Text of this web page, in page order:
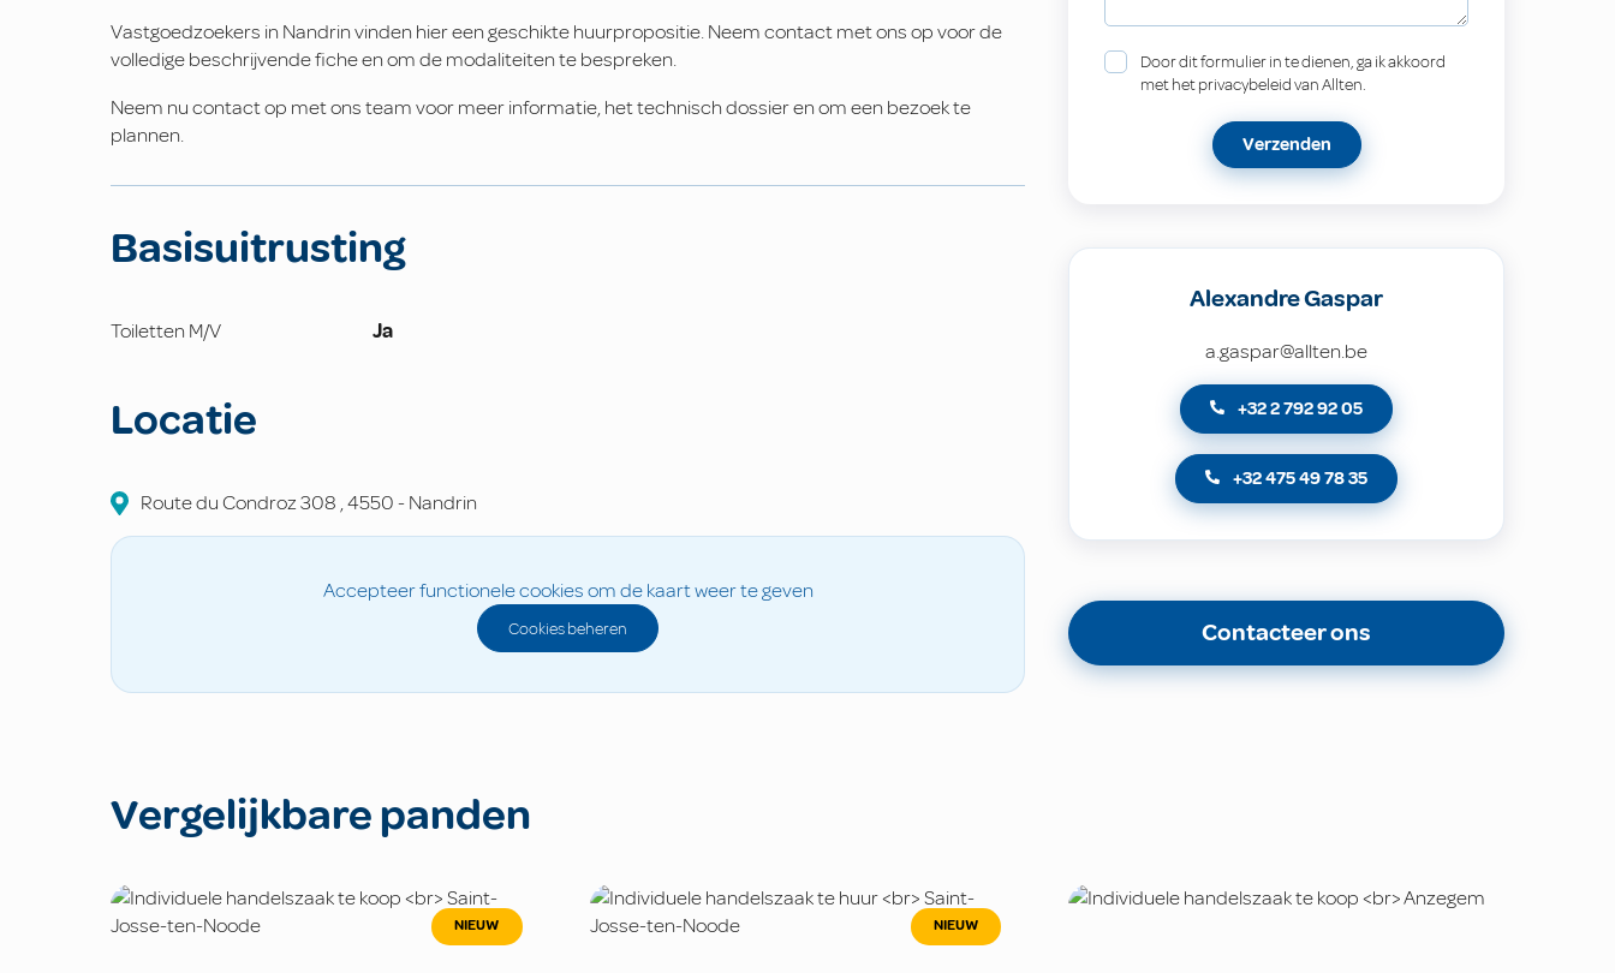
Vastgoedzoekers in Nandrin vinden hier een geschikte huurpropositie. Neem contact met ons op voor de
volledige beschrijvende fiche en om de modaliteiten te bespreken.
Neem nu contact op met ons team voor meer informatie, het technisch dossier en om een bezoek te
plannen.
Basisuitrusting
Toiletten M/V Ja
Locatie
Route du Condroz308 ,4550-Nandrin
Accepteer functionele cookies om de kaart weer te geven
Cookies beheren
Door dit formulier in te dienen, ga ik akkoord
met het privacybeleid van Allten.
Verzenden
Alexandre Gaspar
a.gaspar@allten.be
+32 2 792 92 05
+32 475 49 78 35
Contacteer ons
Vergelijkbare panden
NIEUW NIEUW